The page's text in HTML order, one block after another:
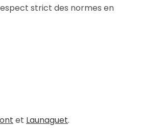
strict des normes en
et Launaguet.